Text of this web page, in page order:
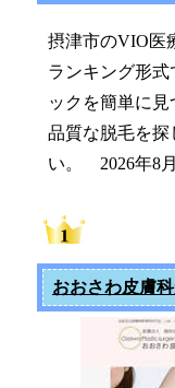
摂津市のVIO医
ランキング形
ックを簡単に
品質な脱毛を探
い。 2026年8
おおさわ皮膚